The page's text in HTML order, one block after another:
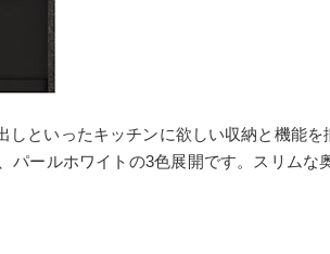
といったキッチンに欲しい収納と機能を
ールホワイトの3色展開です。スリムな